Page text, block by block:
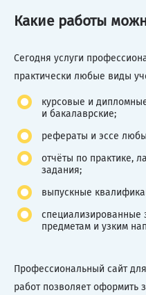
Какие работы
Сегодня услуги
практически любые виды
курсовые и
и бакалаврские;
рефераты и эссе
отчёты по практике,
задания;
выпускные
специализированные
предметам и узким
Профессиональный сайт
работ позволяет оформить